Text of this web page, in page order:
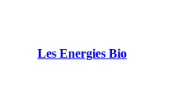
Les Energies Bio